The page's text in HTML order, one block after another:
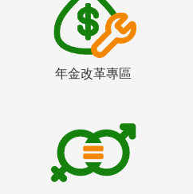
年金改革專區